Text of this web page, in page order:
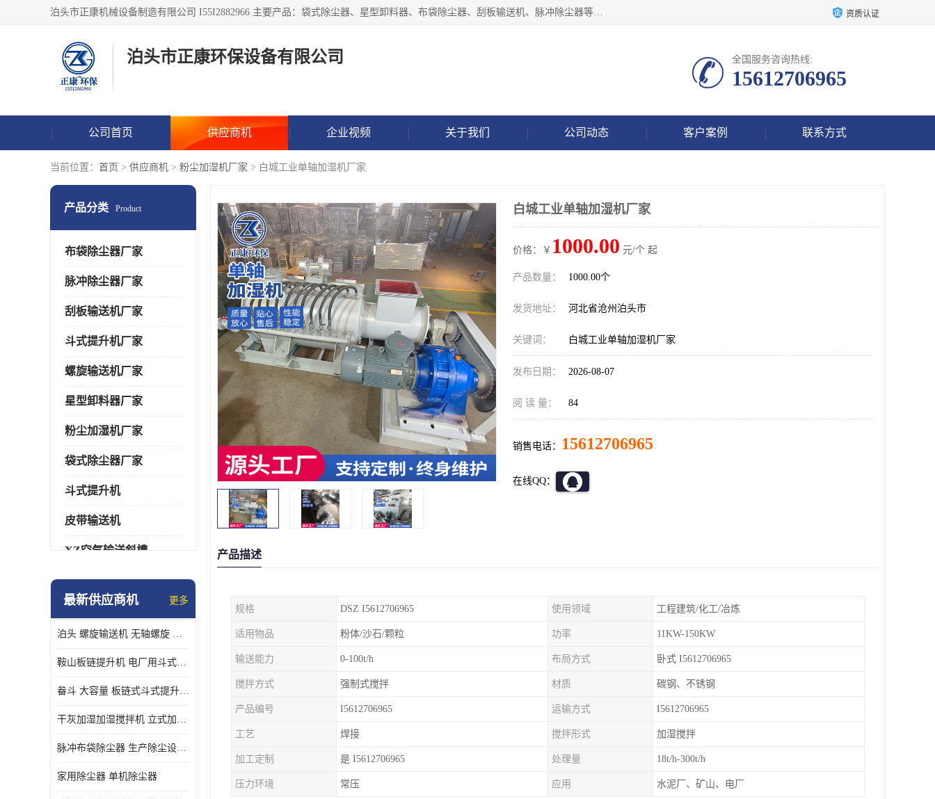
泊头市正康机械设备制造有限公司 I55I2882966 主要产品：袋式除尘器、星型卸料器、布袋除尘器、刮板输送机、脉冲除尘器等产品厂家。公司拥有研发人才和技术专员，有丰厚的物质资源和人力资源，公司结合客户现场使用要求采用计算机辅助制图，并根据客户的需求为之选型，提供有限的设计方案，以满足客户的使用需求。I56I27O6965 资质认证
泊头市正康环保设备有限公司 全国服务咨询热线:
15612706965
公司首页 供应商机 企业视频 关于我们 公司动态 客户案例 联系方式
当前位置： 首页 > 供应商机 > 粉尘加湿机厂家 > 白城工业单轴加湿机厂家
产品分类 Product
布袋除尘器厂家
脉冲除尘器厂家
刮板输送机厂家
斗式提升机厂家
螺旋输送机厂家
星型卸料器厂家
粉尘加湿机厂家
袋式除尘器厂家
斗式提升机
皮带输送机
XZ空气输送斜槽
通风蝶阀/百叶阀
气旋混动喷淋塔
N-TGD钢丝胶带斗式提升机
最新供应商机 更多
泊头 螺旋输送机 无轴螺旋 污泥螺旋输送机 规格齐全
鞍山板链提升机 电厂用斗式提升机 规格齐全
畚斗 大容量 板链式斗式提升机 正康斗提机厂家
干灰加湿加湿搅拌机 立式加湿机消化机 双轴
脉冲布袋除尘器 生产除尘设备厂家
家用除尘器 单机除尘器
白城工业单轴加湿机厂家
价格：￥ 1000.00 元/个 起
产品数量： 1000.00个
发货地址： 河北省沧州泊头市
关键词： 白城工业单轴加湿机厂家
发布日期： 2026-08-07
阅 读 量： 84
销售电话： 15612706965
在线QQ：
产品描述
规格 DSZ I5612706965 使用领域 工程建筑/化工/冶炼
适用物品 粉体/沙石/颗粒 功率 11KW-150KW
输送能力 0-100t/h 布局方式 卧式 I5612706965
搅拌方式 强制式搅拌 材质 碳钢、不锈钢
产品编号 I5612706965 运输方式 I5612706965
工艺 焊接 搅拌形式 加湿搅拌
加工定制 是 I5612706965 处理量 18t/h-300t/h
压力环境 常压 应用 水泥厂、矿山、电厂